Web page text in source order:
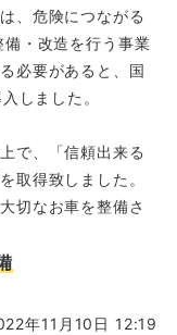
、危険につながる
・改造を行う事業
必要があると、国
しました。
で、「信頼出来る
取得致しました。
切なお車を整備さ
年11月10日 12:19